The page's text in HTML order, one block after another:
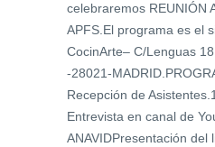
celebraremos REUNIÓN
APFS.El programa es el
CocinArte– C/Lenguas
-28021-
Recepción de
Entrevista en canal de
ANAVIDPresentación del